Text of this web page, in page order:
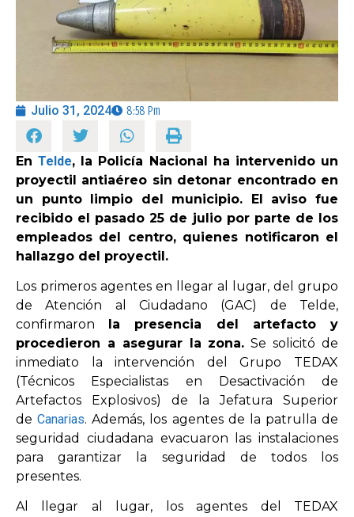
5ª COLUMNA
ENTREVISTAS
OPINIÓN
PROGRAMAS
Julio 31, 2024 8:58 Pm
EnTelde, la Policía Nacional ha intervenido un
proyectil antiaéreo sin detonar encontrado en
un punto limpio del municipio. El aviso fue
recibido el pasado 25 de julio por parte de los
empleados del centro, quienes notificaron el
hallazgo del proyectil.
Los primeros agentes en llegar al lugar, del grupo
de Atención al Ciudadano (GAC) de Telde,
confirmaron la presencia del artefacto y
procedieron a asegurar la zona. Se solicitó de
inmediato la intervención del Grupo TEDAX
(Técnicos Especialistas en Desactivación de
Artefactos Explosivos) de la Jefatura Superior
deCanarias. Además, los agentes de la patrulla de
seguridad ciudadana evacuaron las instalaciones
para garantizar la seguridad de todos los
presentes.
Al llegar al lugar, los agentes del TEDAX